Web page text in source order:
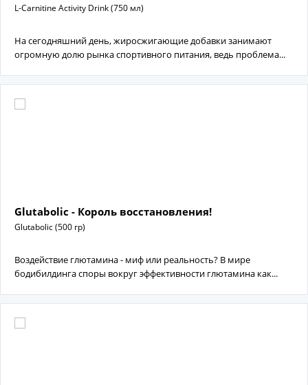
L-Carnitine Activity Drink (750 мл)
На сегодняшний день, жиросжигающие добавки занимают
огромную долю рынка спортивного питания, ведь проблема...
Glutabolic - Король восстановления!
Glutabolic (500 гр)
Воздействие глютамина - миф или реальность? В мире
бодибилдинга споры вокруг эффективности глютамина как...